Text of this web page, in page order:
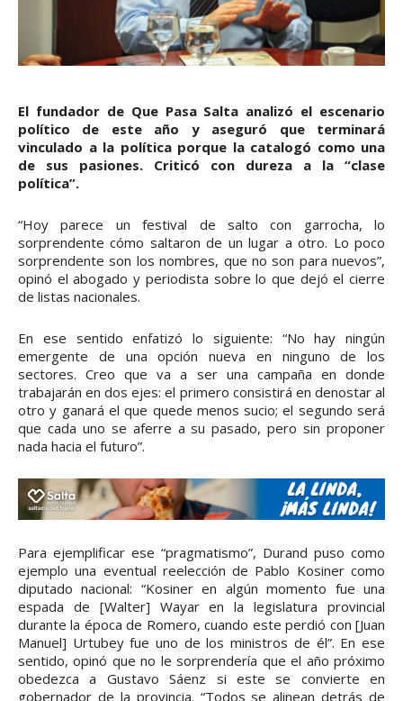
El fundador de Que Pasa Salta analizó el escenario
político de este año y aseguró que terminará
vinculado a la política porque la catalogó como una
de sus pasiones. Criticó con dureza a la “clase
política”.
“Hoy parece un festival de salto con garrocha, lo
sorprendente cómo saltaron de un lugar a otro. Lo poco
sorprendente son los nombres, que no son para nuevos”,
opinó el abogado y periodista sobre lo que dejó el cierre
de listas nacionales.
En ese sentido enfatizó lo siguiente: “No hay ningún
emergente de una opción nueva en ninguno de los
sectores. Creo que va a ser una campaña en donde
trabajarán en dos ejes: el primero consistirá en denostar al
otro y ganará el que quede menos sucio; el segundo será
que cada uno se aferre a su pasado, pero sin proponer
nada hacia el futuro”.
Para ejemplificar ese “pragmatismo”, Durand puso como
ejemplo una eventual reelección de Pablo Kosiner como
diputado nacional: “Kosiner en algún momento fue una
espada de [Walter] Wayar en la legislatura provincial
durante la época de Romero, cuando este perdió con [Juan
Manuel] Urtubey fue uno de los ministros de él”. En ese
sentido, opinó que no le sorprendería que el año próximo
obedezca a Gustavo Sáenz si este se convierte en
gobernador de la provincia. “Todos se alinean detrás de